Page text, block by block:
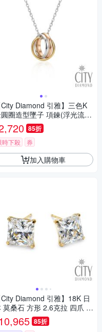
City Diamond 引雅】三色K
圈造型墜子 項鍊(浮光流影
列)
85折
時下殺 券
加入購物車
City Diamond 引雅】18K 日
莫桑石 方形 2.6克拉 四爪 耳
(東京Yuki系列)
10,965 85折